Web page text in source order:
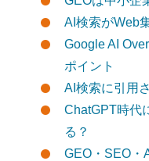
AI検索がWeb
Google AI
ポイント
AI検索に引用
ChatGPT時代
る？
GEO・SEO・